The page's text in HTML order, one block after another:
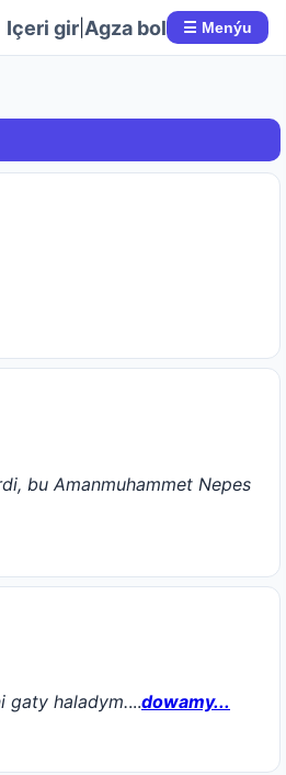
Içeri gir Agza bol ☰ Menýu
bu Amanmuhammet Nepes
gaty haladym....dowamy...